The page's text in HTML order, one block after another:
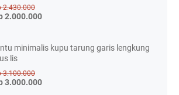
2.430.000
2.000.000
minimalis kupu tarung garis lengkung
lis
3.100.000
3.000.000